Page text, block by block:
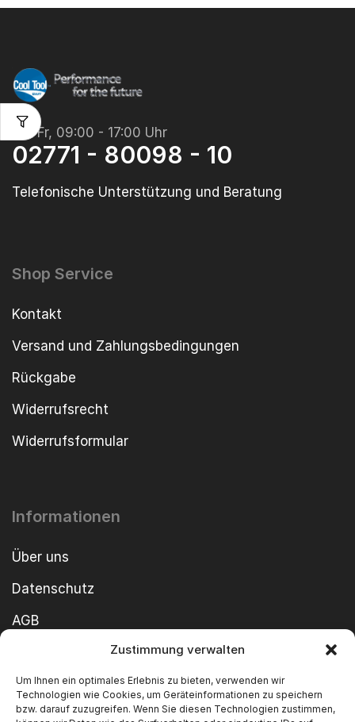
Zustimmung verwalten
Um Ihnen ein optimales Erlebnis zu bieten, verwenden wir
Technologien wie Cookies, um Geräteinformationen zu speichern
bzw. darauf zuzugreifen. Wenn Sie diesen Technologien zustimmen,
Mo-Fr, 09:00 - 17:00 Uhr
02771 - 80098 - 10
Telefonische Unterstützung und Beratung
Shop Service
Kontakt
Versand und Zahlungsbedingungen
Rückgabe
Widerrufsrecht
Widerrufsformular
Informationen
Über uns
Datenschutz
AGB
Cookie-Richtlinie
Impressum